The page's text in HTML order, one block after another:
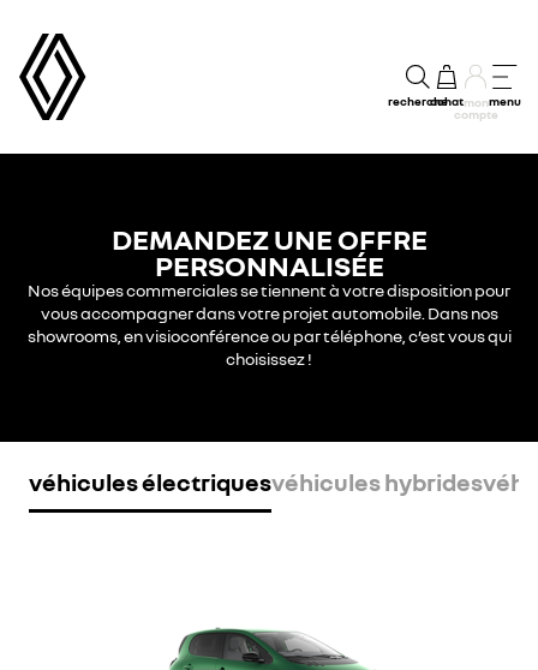
rechercheachatmon
compte
menu
DEMANDEZ UNE OFFRE
PERSONNALISÉE
Nos équipes commerciales se tiennent à votre disposition pour
vous accompagner dans votre projet automobile. Dans nos
showrooms, en visioconférence ou par téléphone, c’est vous qui
choisissez !​
véhicules électriquesvéhicules hybrides